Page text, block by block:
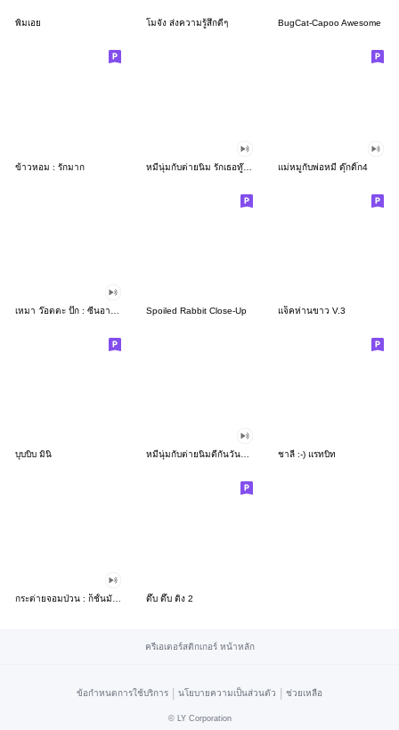
พิมเอย โมจัง ส่งความรู้สึกดีๆ BugCat-Capoo Awesome
ข้าวหอม : รักมาก หมีนุ่มกับต่ายนิ่ม รักเธอทู๊กกกกกกกวัน แม่หมูกับพ่อหมี ดุ๊กดิ๊ก4
Spoiled Rabbit Close-Up แจ็คห่านขาว V.3
บุบบิบ มินิ หมีนุ่มกับต่ายนิ่มตีกันวันละนิดจิตแจ่มใส ชาลี :-) แรทบิท
ดึ๊บ ดึ๊บ ติ่ง 2
ครีเอเตอร์สติกเกอร์ หน้าหลัก
ข้อกำหนดการใช้บริการ | นโยบายความเป็นส่วนตัว | ช่วยเหลือ
© LY Corporation